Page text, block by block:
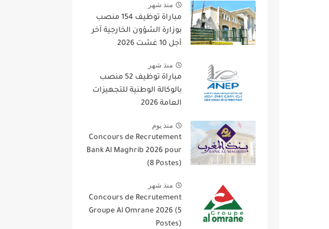
منذ شهر
مباراة توظيف 154 منصب
بوزارة الشؤون الخارجية آخر
أجل 10 غشت 2026
منذ شهر
مباراة توظيف 52 منصب
بالوكالة الوطنية للتجهيزات
العامة 2026
منذ يوم
Concours de Recrutement
Bank Al Maghrib 2026 pour
(8 Postes)
منذ شهر
Concours de Recrutement
Groupe Al Omrane 2026 (5
Postes)